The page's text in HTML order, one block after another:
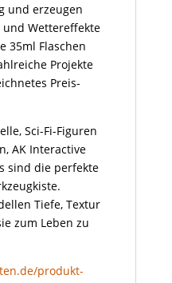
und erzeugen
Wettereffekte
35ml Flaschen
Projekte
Preis-
Sci-Fi-Figuren
AK Interactive
sind die perfekte
Tiefe, Textur
zum Leben zu
produkt-